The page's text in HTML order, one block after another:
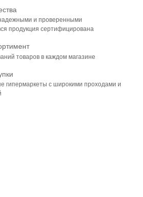
и проверенными
продукция сертифицирована
товаров в каждом магазине
гипермаркеты с широкими проходами и